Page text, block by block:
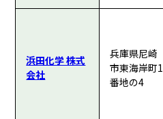
浜田化学 株式
会社
兵庫県尼崎
市東海岸町1
番地の4